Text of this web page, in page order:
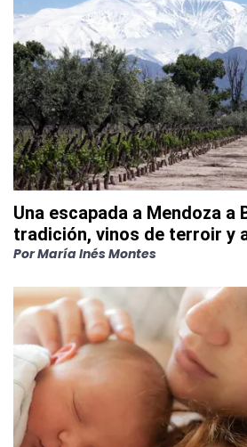
Una escapada a Mendoza a
tradición, vinos de terroir y
PorMaría Inés Montes